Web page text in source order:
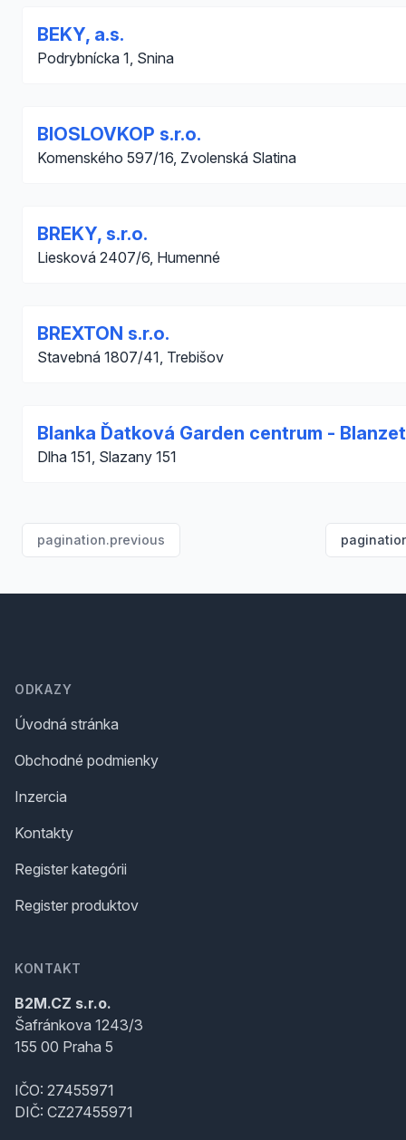
BEKY, a.s.
Podrybnícka 1, Snina
BIOSLOVKOP s.r.o.
Komenského 597/16, Zvolenská Slatina
BREKY, s.r.o.
Liesková 2407/6, Humenné
BREXTON s.r.o.
Stavebná 1807/41, Trebišov
Blanka Ďatková Garden centrum - Blanzet
Dlha 151, Slazany 151
pagination.previous
ODKAZY
Úvodná stránka
Obchodné podmienky
Inzercia
Kontakty
Register kategórii
Register produktov
KONTAKT
B2M.CZ s.r.o.
Šafránkova 1243/3
155 00 Praha 5
IČO: 27455971
DIČ: CZ27455971